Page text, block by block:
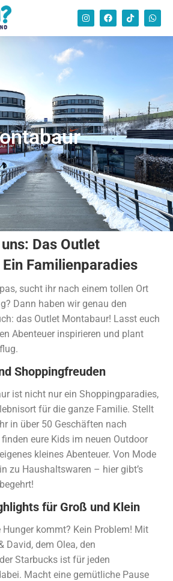
Das Outlet
Familienparadies
sucht ihr nach einem tollen Ort
Dann haben wir genau den
das Outlet Montabaur! Lasst euch
Abenteuer inspirieren und plant
Shoppingfreuden
ist nicht nur ein Shoppingparadies,
für die ganze Familie. Stellt
in über 50 Geschäften nach
eure Kids im neuen Outdoor
kleines Abenteuer. Von Mode
zu Haushaltswaren – hier gibt’s
für Groß und Klein
Hunger kommt? Kein Problem! Mit
David, dem Olea, den
Starbucks ist für jeden
Macht eine gemütliche Pause